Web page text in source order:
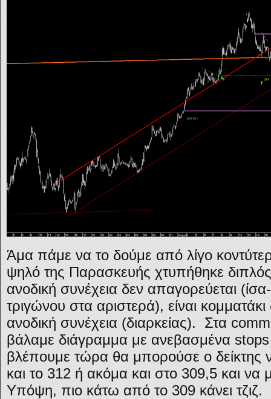
Άμα πάμε να το δούμε από λίγο
ψηλό της Παρασκευής χτυπήθηκε
ανοδική συνέχεια δεν απαγορεύεται
τριγώνου στα αριστερά), είναι
ανοδική συνέχεια (διαρκείας). Στα
βάλαμε διάγραμμα με ανεβασμένα
βλέπουμε τώρα θα μπορούσε ο δείκτης
και το 312 ή ακόμα και στο 309,5 και να
Υπόψη, πιο κάτω από το 309 κάνει τζιζ.